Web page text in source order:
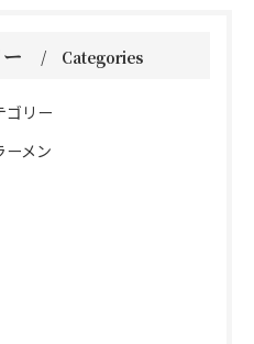
Categories
ゴリー
ーメン